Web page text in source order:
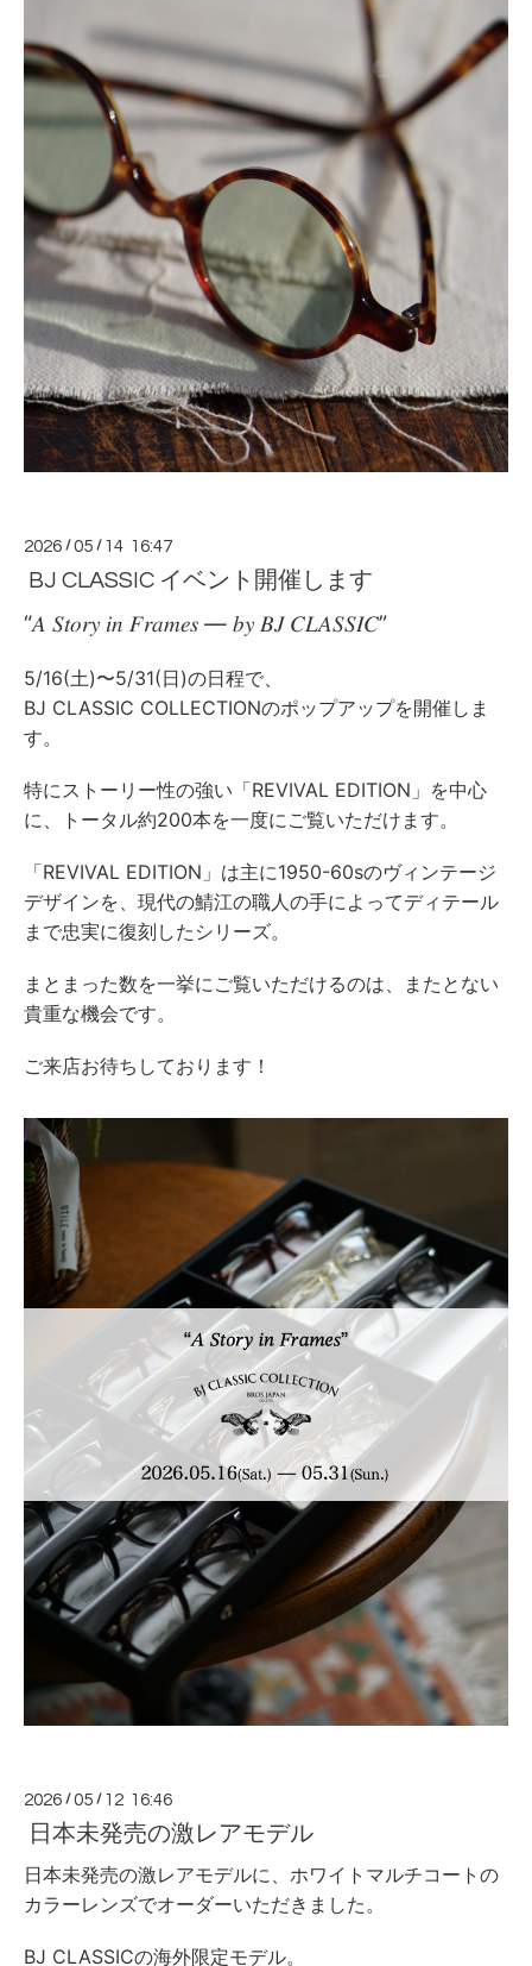
2026 /05 / 14 16:47
BJ CLASSIC イベント開催します
“𝐴 𝑆𝑡𝑜𝑟𝑦 𝑖𝑛 𝐹𝑟𝑎𝑚𝑒𝑠 — 𝑏𝑦 𝐵𝐽 𝐶𝐿𝐴𝑆𝑆𝐼𝐶”
5/16(土)〜5/31(日)の日程で、
BJ CLASSIC COLLECTIONのポップアップを開催しま
す。
特にストーリー性の強い「REVIVAL EDITION」を中心
に、トータル約200本を一度にご覧いただけます。
「REVIVAL EDITION」は主に1950-60sのヴィンテージ
デザインを、現代の鯖江の職人の手によってディテール
まで忠実に復刻したシリーズ。
まとまった数を一挙にご覧いただけるのは、またとない
貴重な機会です。
ご来店お待ちしております！
2026 /05 / 12 16:46
日本未発売の激レアモデル
日本未発売の激レアモデルに、ホワイトマルチコートの
カラーレンズでオーダーいただきました。
BJ CLASSICの海外限定モデル。